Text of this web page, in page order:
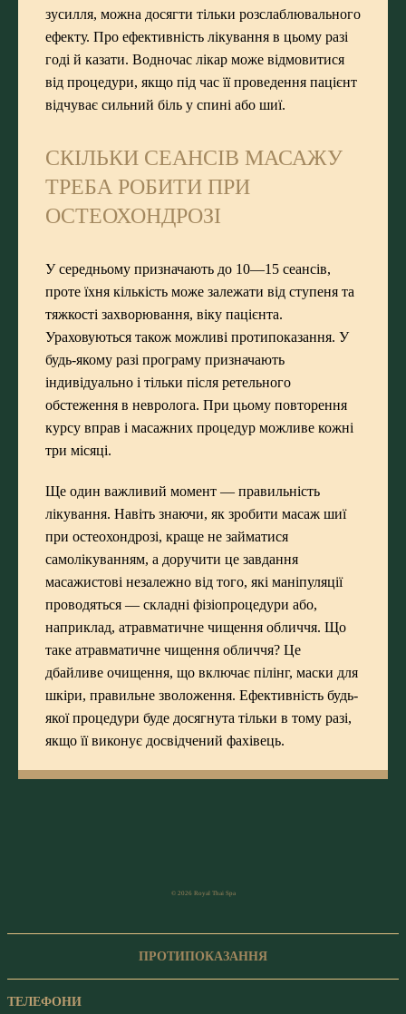
зусилля, можна досягти тільки розслаблювального
ефекту. Про ефективність лікування в цьому разі
годі й казати. Водночас лікар може відмовитися
від процедури, якщо під час її проведення пацієнт
відчуває сильний біль у спині або шиї.
СКІЛЬКИ СЕАНСІВ МАСАЖУ
ТРЕБА РОБИТИ ПРИ
ОСТЕОХОНДРОЗІ
У середньому призначають до 10—15 сеансів,
проте їхня кількість може залежати від ступеня та
тяжкості захворювання, віку пацієнта.
Ураховуються також можливі протипоказання. У
будь-якому разі програму призначають
індивідуально і тільки після ретельного
обстеження в невролога. При цьому повторення
курсу вправ і масажних процедур можливе кожні
три місяці.
Ще один важливий момент — правильність
лікування. Навіть знаючи, як зробити масаж шиї
при остеохондрозі, краще не займатися
самолікуванням, а доручити це завдання
масажистові незалежно від того, які маніпуляції
проводяться — складні фізіопроцедури або,
наприклад, атравматичне чищення обличчя. Що
таке атравматичне чищення обличчя? Це
дбайливе очищення, що включає пілінг, маски для
шкіри, правильне зволоження. Ефективність будь-
якої процедури буде досягнута тільки в тому разі,
якщо її виконує досвідчений фахівець.
© 2026 Royal Thai Spa
ПРОТИПОКАЗАННЯ
ТЕЛЕФОНИ